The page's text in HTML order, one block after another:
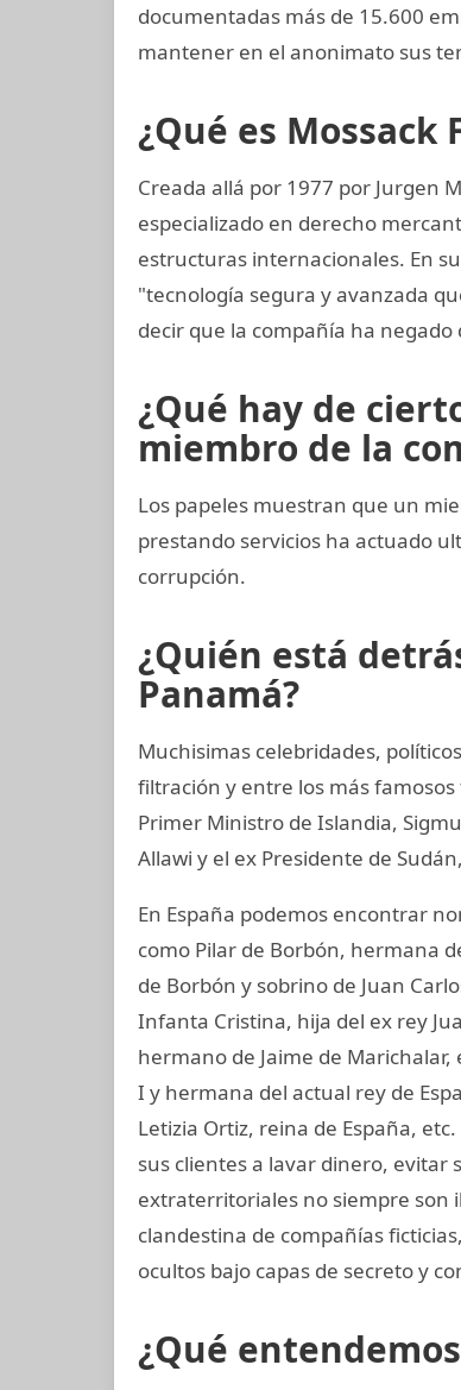
documentadas más de 15.600
mantener en el anonimato sus
¿Qué es Mossack
Creada allá por 1977 por Jurgen
especializado en derecho
estructuras internacionales. En
"tecnología segura y avanzada
decir que la compañía ha
¿Qué hay de
miembro de la
Los papeles muestran que un
prestando servicios ha actuado
corrupción.
¿Quién está
Panamá?
Muchisimas celebridades,
filtración y entre los más
Primer Ministro de Islandia,
Allawi y el ex Presidente de
En España podemos encontrar
como Pilar de Borbón, hermana
de Borbón y sobrino de Juan
Infanta Cristina, hija del ex rey
hermano de Jaime de Marichalar,
I y hermana del actual rey de
Letizia Ortiz, reina de España,
sus clientes a lavar dinero, evitar
extraterritoriales no siempre son
clandestina de compañías
ocultos bajo capas de secreto y
¿Qué